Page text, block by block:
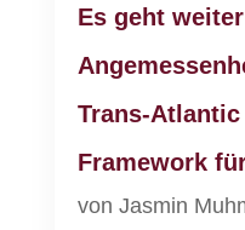
Es geht
Trans-
Framework
von Jasmin